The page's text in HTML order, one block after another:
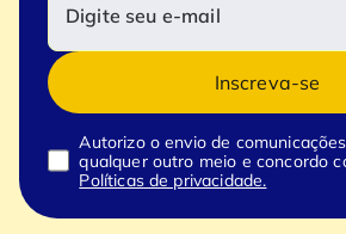
Inscreva-se
Autorizo o envio de
qualquer outro meio e concordo
Políticas de privacidade.